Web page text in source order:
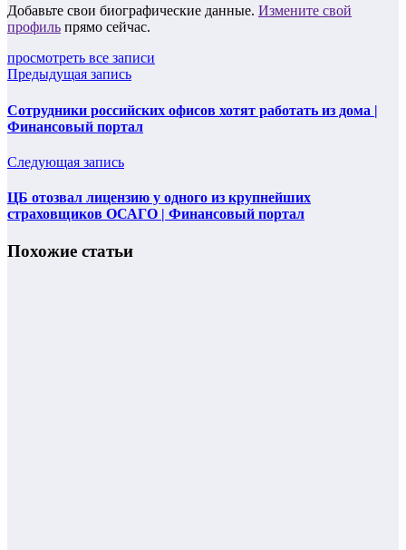
Добавьте свои биографические данные. Измените свой
профиль прямо сейчас.
просмотреть все записи
Предыдущая запись
Сотрудники российских офисов хотят работать из дома |
Финансовый портал
Следующая запись
ЦБ отозвал лицензию у одного из крупнейших
страховщиков ОСАГО | Финансовый портал
Похожие статьи